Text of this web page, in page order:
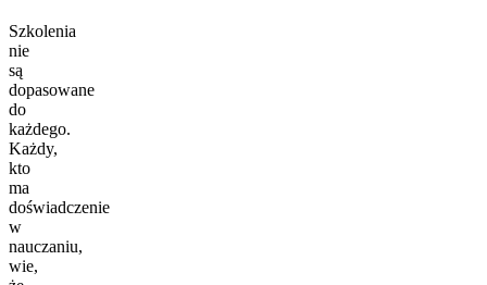
Szkolenia
nie
są
dopasowane
do
każdego.
Każdy,
kto
ma
doświadczenie
w
nauczaniu,
wie,